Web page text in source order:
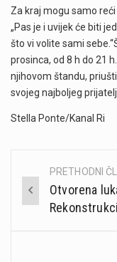
Za kraj mogu samo
„Pas je i uvijek će biti
što vi volite sami
prosinca, od 8 h do 21
njihovom štandu,
svojeg najboljeg
Stella Ponte/Kanal Ri
Post
navigation
PRETHODNI
Otvorena